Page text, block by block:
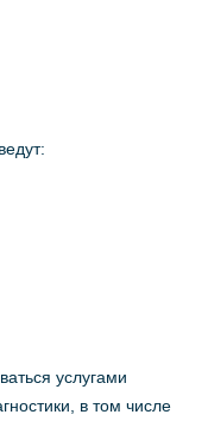
услугами
в том числе